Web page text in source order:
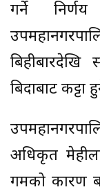
गर्ने
बिहीबारदेखि
बिदाबाट कट्टा
अधिकृत
गर्मीको कारण